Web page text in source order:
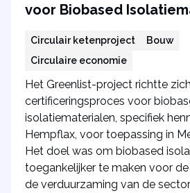
voor Biobased
Circulair ketenproject
Bouw
Circulaire economie
Het Greenlist-project richtte
certificeringsproces voor
isolatiematerialen, specifiek
Hempflax, voor toepassing in
Het doel was om biobased
toegankelijker te maken voor
de verduurzaming van de